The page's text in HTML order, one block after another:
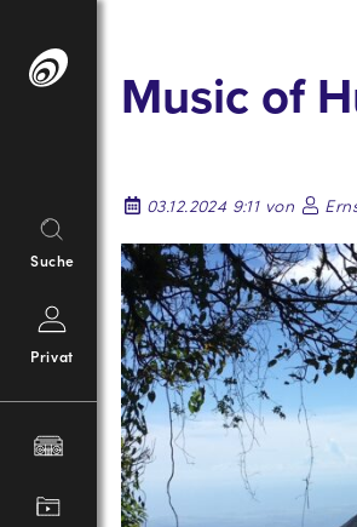
Inhalt
Suche
Privat
Music of
03.12.2024 9:11 von